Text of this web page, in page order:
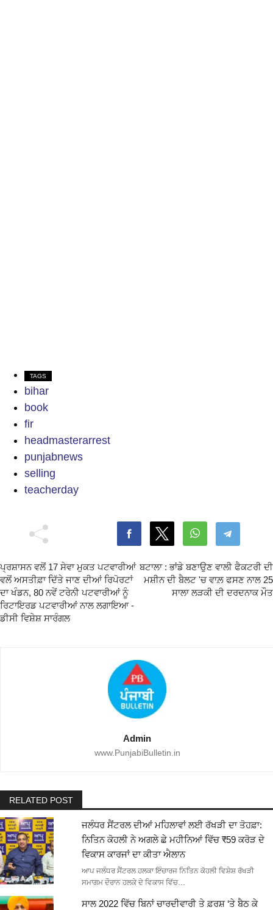
TAGS
bihar
book
fir
headmasterarrest
punjabnews
selling
teacherday
ਪ੍ਰਸ਼ਾਸਨ ਵਲੋਂ 17 ਸੇਵਾ ਮੁਕਤ ਪਟਵਾਰੀਆਂ
ਵਲੋਂ ਅਸਤੀਫ਼ਾ ਦਿੱਤੇ ਜਾਣ ਦੀਆਂ ਰਿਪੋਰਟਾਂ
ਦਾ ਖੰਡਨ, 80 ਨਵੇਂ ਟਰੇਨੀ ਪਟਵਾਰੀਆਂ ਨੂੰ
ਰਿਟਾਇਰਡ ਪਟਵਾਰੀਆਂ ਨਾਲ ਲਗਾਇਆ -
ਡੀਸੀ ਵਿਸ਼ੇਸ਼ ਸਾਰੰਗਲ
ਬਟਾਲਾ : ਭਾਂਡੇ ਬਣਾਉਣ ਵਾਲੀ ਫੈਕਟਰੀ ਦੀ
ਮਸ਼ੀਨ ਦੀ ਬੈਲਟ 'ਚ ਵਾਲ਼ ਫਸਣ ਨਾਲ 25
ਸਾਲਾ ਲੜਕੀ ਦੀ ਦਰਦਨਾਕ ਮੌਤ
Admin
www.PunjabiBulletin.in
RELATED POST
ਜਲੰਧਰ ਸੈਂਟਰਲ ਦੀਆਂ ਮਹਿਲਾਵਾਂ ਲਈ ਰੱਖੜੀ ਦਾ ਤੋਹਫ਼ਾ:
ਨਿਤਿਨ ਕੋਹਲੀ ਨੇ ਅਗਲੇ ਛੇ ਮਹੀਨਿਆਂ ਵਿੱਚ ₹59 ਕਰੋੜ ਦੇ
ਵਿਕਾਸ ਕਾਰਜਾਂ ਦਾ ਕੀਤਾ ਐਲਾਨ
ਆਪ ਜਲੰਧਰ ਸੈਂਟਰਲ ਹਲਕਾ ਇੰਚਾਰਜ ਨਿਤਿਨ ਕੋਹਲੀ ਵਿਸ਼ੇਸ਼ ਰੱਖੜੀ
ਸਮਾਗਮ ਦੌਰਾਨ ਹਲਕੇ ਦੇ ਵਿਕਾਸ ਵਿੱਚ…
ਸਾਲ 2022 ਵਿੱਚ ਬਿਨਾਂ ਚਾਰਦੀਵਾਰੀ ਤੇ ਫ਼ਰਸ਼ ‘ਤੇ ਬੈਠ ਕੇ